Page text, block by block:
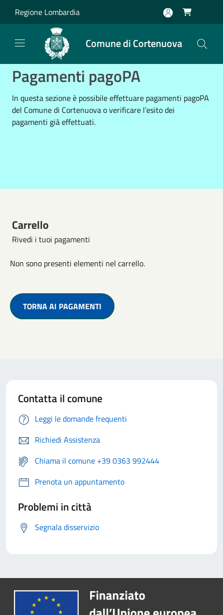
Regione Lombardia 
Comune di Cortenuova
Pagamenti pagoPA
In questa sezione è possibile effettuare pagamenti pagoPA
del Comune di Cortenuova o verificare l’esito dei
pagamenti già effettuati.
Carrello
Rivedi i tuoi pagamenti
Non sono presenti elementi nel carrello.
TORNA AI PAGAMENTI
Contatta il comune
Leggi le domande frequenti
Richiedi Assistenza
Chiama il comune +39 0363 992444
Prenota un appuntamento
Problemi in città
Segnala disservizio